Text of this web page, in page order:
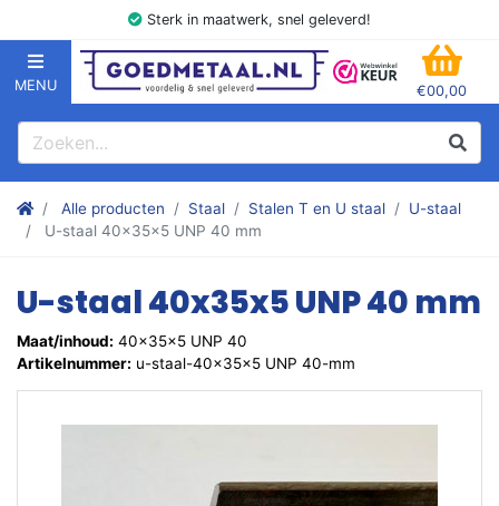
Sterk in maatwerk, snel geleverd!
MENU
GOEDMETAAL.NL
€00,00
Zoeken
Zoek
Stalen kokers, hoekstaal, Balk, Buizen Plat, Strippen, Plaat en
Alle producten Staal Stalen T en U staal
U-staal
U-staal 40x35x5 UNP 40 mm
U-staal 40x35x5 UNP 40 mm
Maat/inhoud: 40x35x5 UNP 40
Artikelnummer: u-staal-40x35x5 UNP 40-mm